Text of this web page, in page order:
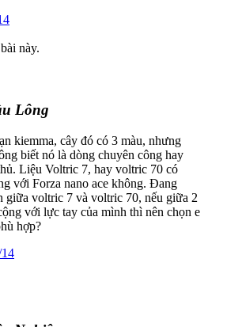
này.
Lông
kiemma, cây đó có 3 màu, nhưng
biết nó là dòng chuyên công hay
Liệu Voltric 7, hay voltric 70 có
với Forza nano ace không. Đang
giữa voltric 7 và voltric 70, nếu giữa 2
với lực tay của mình thì nên chọn e
hợp?